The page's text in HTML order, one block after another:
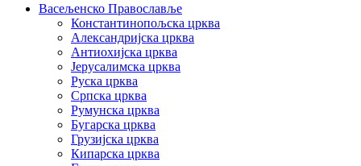
Васељенско Православље
Константинопољска црква
Александријска црква
Антиохијска црква
Јерусалимска црква
Руска црква
Српска црква
Румунска црква
Бугарска црква
Грузијска црква
Кипарска црква